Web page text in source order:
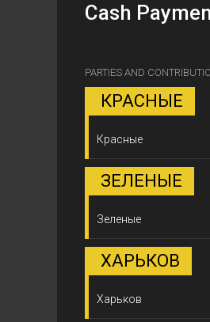
Cash
PARTIES AND
КРАСНЫЕ
Красные
ЗЕЛЕНЫЕ
Зеленые
ХАРЬКОВ
Харьков